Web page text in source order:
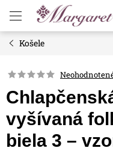
obsah
Košele
vyšívaná
biela 3 –